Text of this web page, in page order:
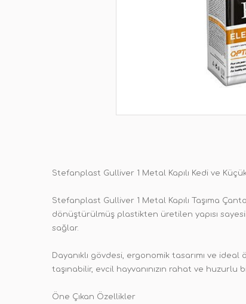
Stefanplast Gulliver 1 Metal Kapılı Kedi ve
Stefanplast Gulliver 1 Metal Kapılı Taşıma
dönüştürülmüş plastikten üretilen yapısı
sağlar.
Dayanıklı gövdesi, ergonomik tasarımı ve
taşınabilir, evcil hayvanınızın rahat ve huzurlu
Öne Çıkan Özellikler